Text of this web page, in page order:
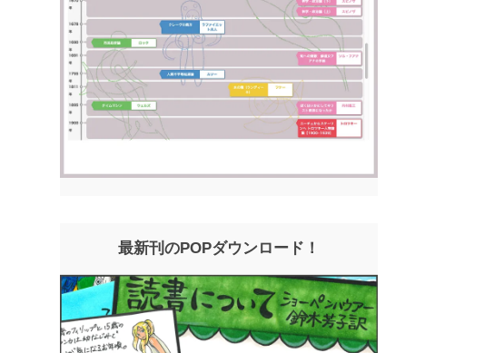
最新刊のPOPダウンロード！